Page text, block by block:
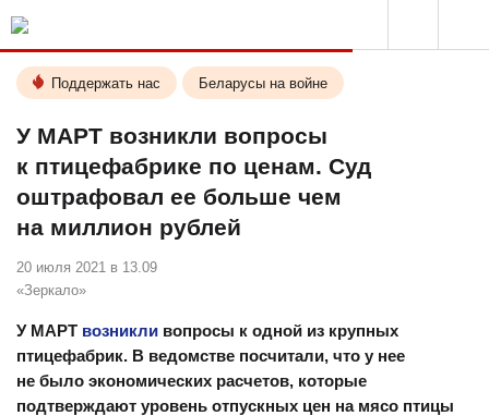
Поддержать нас Беларусы на войне
У МАРТ возникли вопросы
к птицефабрике по ценам. Суд
оштрафовал ее больше чем
на миллион рублей
20 июля 2021 в 13.09
«Зеркало»
У МАРТ возникли вопросы к одной из крупных
птицефабрик. В ведомстве посчитали, что у нее
не было экономических расчетов, которые
подтверждают уровень отпускных цен на мясо птицы